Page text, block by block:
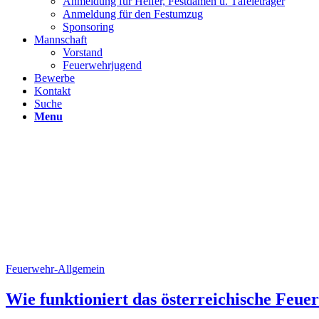
Anmeldung für den Festumzug
Sponsoring
Mannschaft
Vorstand
Feuerwehrjugend
Bewerbe
Kontakt
Suche
Menu
Feuerwehr-Allgemein
Wie funktioniert das österreichische